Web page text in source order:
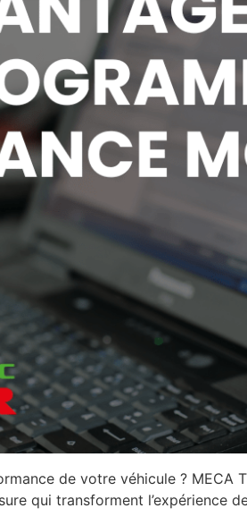
de votre véhicule ? MECA
qui transforment l’expérience